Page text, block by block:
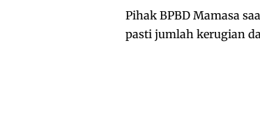
Pihak BPBD Mamasa
pasti jumlah kerugian